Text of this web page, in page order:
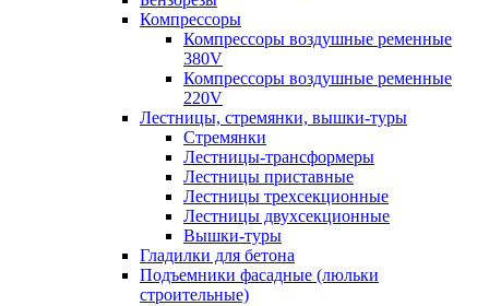
Компрессоры
Компрессоры воздушные ременные
380V
Компрессоры воздушные ременные
220V
Лестницы, стремянки, вышки-туры
Стремянки
Лестницы-трансформеры
Лестницы приставные
Лестницы трехсекционные
Лестницы двухсекционные
Вышки-туры
Гладилки для бетона
Подъемники фасадные (люльки
строительные)